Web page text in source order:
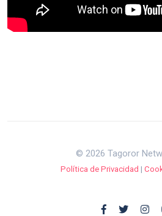
© 2026 Tagoror
Política de Privacidad |